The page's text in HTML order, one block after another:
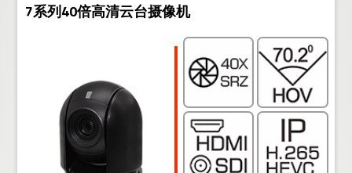
7系列40倍高清云台摄像机